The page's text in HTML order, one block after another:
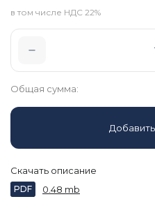
в том числе НДС 22%
Общая сумма:
Скачать описание
PDF 0.48 mb